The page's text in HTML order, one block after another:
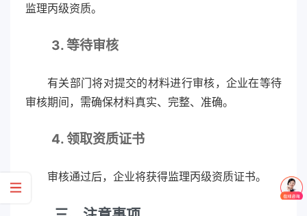
监理丙级资质。
3. 等待审核
有关部门将对提交的材料进行审核，企业在等待
审核期间，需确保材料真实、完整、准确。
4. 领取资质证书
审核通过后，企业将获得监理丙级资质证书。